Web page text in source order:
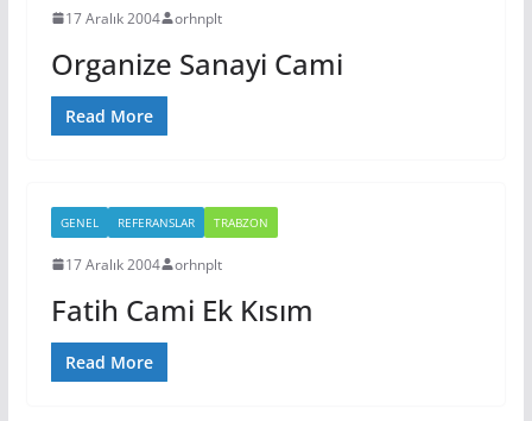
17 Aralık 2004 orhnplt
Organize Sanayi Cami
Read More
GENEL REFERANSLAR TRABZON
17 Aralık 2004 orhnplt
Fatih Cami Ek Kısım
Read More